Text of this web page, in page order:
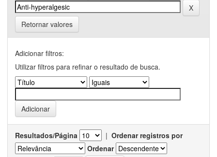
Retornar valores
Adicionar filtros:
Utilizar filtros para refinar o resultado de busca.
Resultados/Página | Ordenar registros por
Ordenar